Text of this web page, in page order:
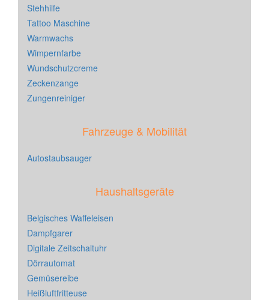
Stehhilfe
Tattoo Maschine
Warmwachs
Wimpernfarbe
Wundschutzcreme
Zeckenzange
Zungenreiniger
Fahrzeuge & Mobilität
Autostaubsauger
Haushaltsgeräte
Belgisches Waffeleisen
Dampfgarer
Digitale Zeitschaltuhr
Dörrautomat
Gemüsereibe
Heißluftfritteuse